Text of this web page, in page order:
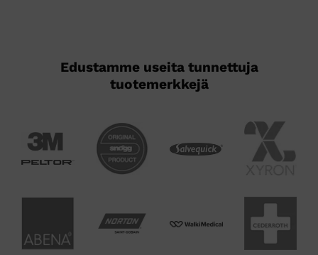
Edustamme useita tunnettuja
tuotemerkkejä